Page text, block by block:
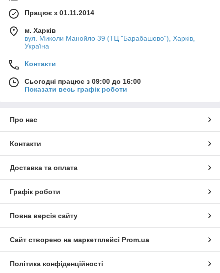
Працює з 01.11.2014
м. Харків
вул. Миколи Манойло 39 (ТЦ "Барабашово"), Харків,
Україна
Контакти
Сьогодні працює з 09:00 до 16:00
Показати весь графік роботи
Про нас
Контакти
Доставка та оплата
Графік роботи
Повна версія сайту
Сайт створено на маркетплейсі Prom.ua
Політика конфіденційності